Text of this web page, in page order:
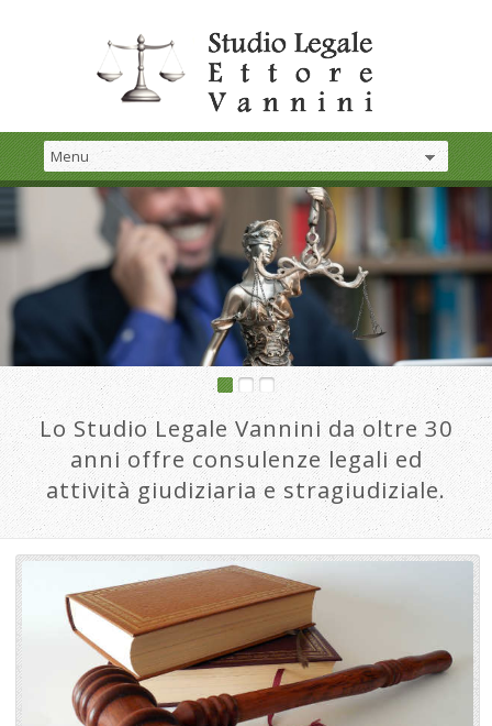
Lo Studio Legale Vannini da oltre 30
anni offre consulenze legali ed
attività giudiziaria e stragiudiziale.